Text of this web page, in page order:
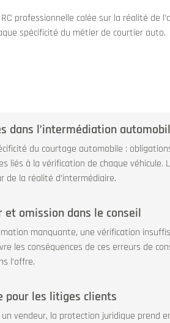
professionnelle calée sur la réalité de
spécificité du métier de courtier auto.
dans l’intermédiation
du courtage automobile :
liés à la vérification de chaque véhicule.
la réalité d’intermédiaire.
et omission dans le conseil
manquante, une vérification
les conséquences de ces erreurs de
l’offre.
pour les litiges clients
vendeur, la protection juridique prend